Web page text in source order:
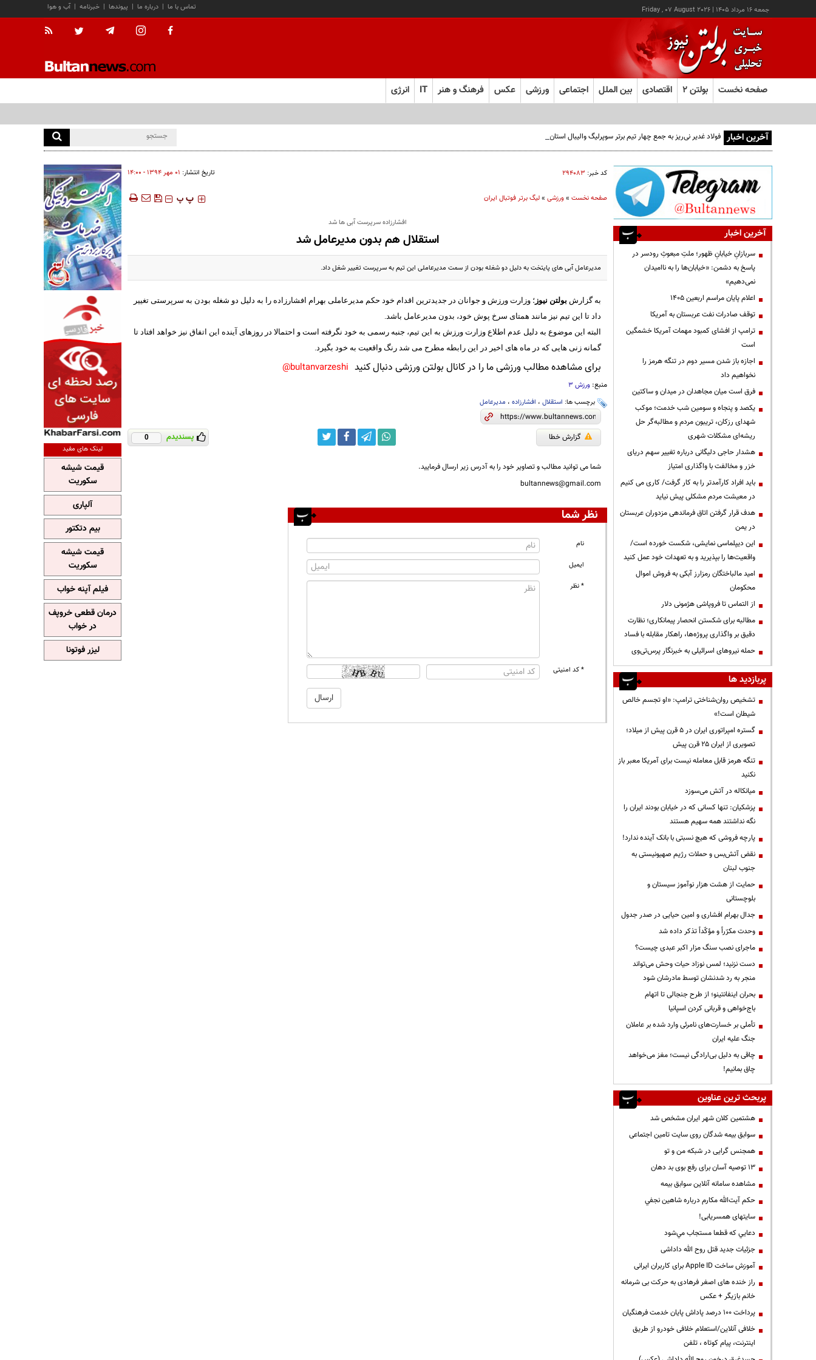
جمعه ۱۶ مرداد ۱۴۰۵ |
Friday , 07 August 2026 آب و هوا | خبرنامه | پیوندها | درباره ما | تماس با ما
صفحه نخست بولتن ۲ اقتصادی بین الملل اجتماعی ورزشی عکس فرهنگ و هنر IT انرژی
آخرین اخبار فولاد غدیر نی‌ریز به جمع چهار تیم برتر سوپرلیگ والیبال استان فارس صعود کرد
کد خبر: ۲۹۴۰۸۳ تاریخ انتشار: ۰۱ مهر ۱۳۹۴ - ۱۴:۰۰
صفحه نخست»ورزشی»لیگ برتر فوتبال ایران ‍‍‍ پ پ
افشارزاده سرپرست آبی ها شد
استقلال هم بدون مدیرعامل شد
مدیرعامل آبی های پایتخت به دلیل دو شغله بودن از سمت مدیرعاملی این تیم به سرپرست تغییر شغل داد.
به گزارش بولتن نیوز ؛ وزارت ورزش و جوانان در جدیدترین اقدام خود حکم مدیرعاملی بهرام افشارزاده را به دلیل دو شغله بودن به سرپرستی تغییر
داد تا این تیم نیز مانند همتای سرخ پوش خود، بدون مدیرعامل باشد.
البته این موضوع به دلیل عدم اطلاع وزارت ورزش به این تیم، جنبه رسمی به خود نگرفته است و احتمالا در روزهای آینده این اتفاق نیز خواهد افتاد تا
گمانه زنی هایی که در ماه های اخیر در این رابطه مطرح می شد رنگ واقعیت به خود بگیرد.
برای مشاهده مطالب ورزشی ما را در کانال بولتن ورزشی دنبال کنید bultanvarzeshi@
منبع: ورزش 3
برچسب ها: استقلال، افشارزاده، مدیرعامل
گزارش خطا پسندیدم 0
شما می توانید مطالب و تصاویر خود را به آدرس زیر ارسال فرمایید.
bultannews@gmail.com
نظر شما
نام
ایمیل
* نظر
* کد امنیتی
آخرین اخبار
سربازانِ خیابانِ ظهور؛ ملتِ مبعوثِ رودسر در
پاسخ به دشمن: «خیابان‌ها را به ناامیدان
نمی‌دهیم»
اعلام پایان مراسم اربعین ۱۴۰۵
توقف صادرات نفت عربستان به آمریکا
ترامپ از افشای کمبود مهمات آمریکا خشمگین
است
اجازه باز شدن مسیر دوم در تنگه هرمز را
نخواهیم داد
فرق است میان مجاهدان در میدان و ساکتین
یکصد و پنجاه و سومین شب خدمت؛ موکب
شهدای رزکان، تریبون مردم و مطالبه‌گر حل
ریشه‌ای مشکلات شهری
هشدار حاجی دلیگانی درباره تغییر سهم دریای
خزر و مخالفت با واگذاری امتیاز
باید افراد کارآمدتر را به کار گرفت/ کاری می کنیم
در معیشت مردم مشکلی پیش نیاید
هدف قرار گرفتن اتاق‌ فرماندهی مزدوران عربستان
در یمن
این دیپلماسی نمایشی، شکست خورده است/
واقعیت‌ها را بپذیرید و به تعهدات خود عمل کنید
امید مالباختگان رمزارز آبکی به فروش اموال
محکومان
از التماس تا فروپاشی هژمونی دلار
مطالبه برای شکستن انحصار پیمانکاری؛ نظارت
دقیق بر واگذاری پروژه‌ها، راهکار مقابله با فساد
حمله نیروهای اسرائیلی به خبرنگار پرس‌تی‌وی
پربازدید ها
تشخیص روان‌شناختی ترامپ: «او تجسم خالص
شیطان است!»
گستره امپراتوری ایران در ۵ قرن پیش از میلاد؛
تصویری از ایران ۲۵ قرن پیش
تنگه هرمز قابل معامله نیست برای آمریکا معبر باز
نکنید
میانکاله در آتش می‌سوزد
پزشکیان: تنها کسانی که در خیابان بودند ایران را
نگه نداشتند همه سهیم هستند
پارچه فروشی که هیچ نسبتی با بانک آینده ندارد!
نقض آتش‌بس و حملات رژیم صهیونیستی به
جنوب لبنان
حمایت از هشت هزار نوآموز سیستان و
بلوچستانی
جدال بهرام افشاری و امین حیایی در صدر جدول
وحدت مکرّراً و مؤکّداً تذکر داده شد
ماجرای نصب سنگ مزار اکبر عبدی چیست؟
دست نزنید؛ لمس نوزاد حیات وحش می‌تواند
منجر به رد شدنشان توسط مادرشان شود
بحران اینفانتینو؛ از طرح جنجالی تا اتهام
باج‌خواهی و قربانی کردن اسپانیا
تأملی بر خسارت‌های نامرئی وارد شده بر عاملان
جنگ علیه ایران
چاقی به دلیل بی‌ارادگی نیست؛ مغز می‌خواهد
چاق بمانیم!
پربحث ترین عناوین
هشتمین کلان شهر ایران مشخص شد
سوابق بیمه شدگان روی سایت تامین اجتماعی
همجنس گرایی در شبکه من و تو
13 توصیه آسان برای رفع بوی بد دهان
مشاهده سامانه آنلاين سوابق بیمه
حكم آيت‌الله مكارم درباره شاهين نجفي
سایتهای همسریابی!
دعايي كه قطعا مستجاب مي‌شود
جزئیات جدید قتل روح الله داداشی
آموزش ساخت Apple ID برای کاربران ایرانی
راز خنده های اصغر فرهادی به حرکت بی شرمانه
خانم بازیگر + عکس
پرداخت ۱۰۰ درصد پاداش پایان خدمت فرهنگیان
خلافی آنلاین/استعلام خلافی خودرو از طریق
اینترنت، پیام کوتاه ، تلفن
لینک های مفید
قیمت شیشه
سکوریت
آلپاری
بیم دتکتور
قیمت شیشه
سکوریت
فیلم آپنه خواب
درمان قطعی خروپف
در خواب
لیزر فوتونا